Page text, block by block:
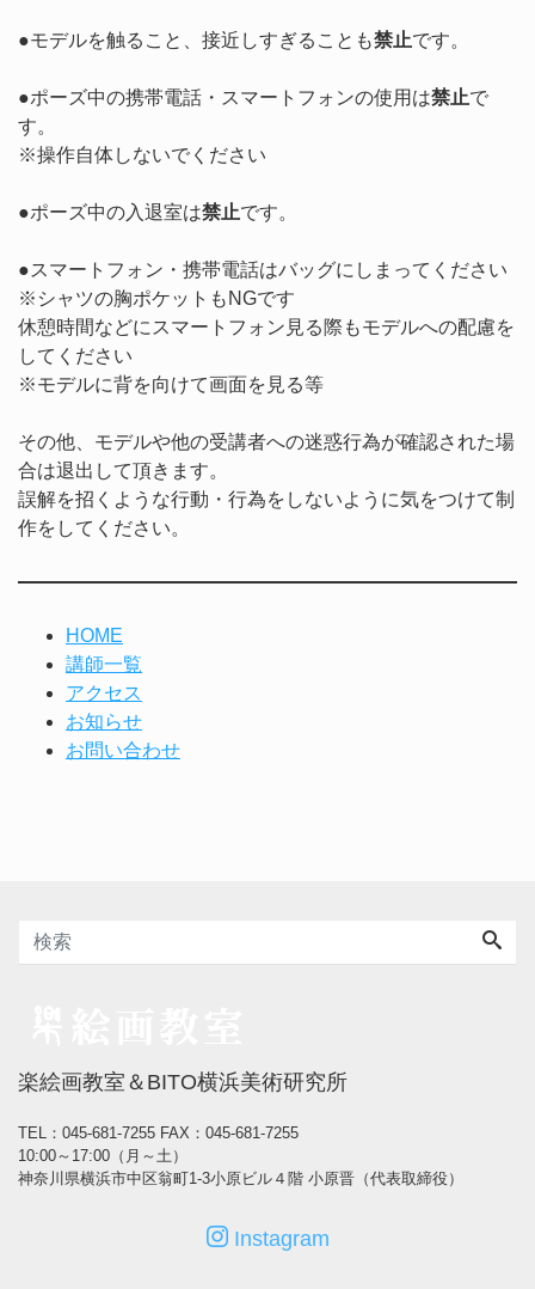
●モデルを触ること、接近しすぎることも禁止です。
●ポーズ中の携帯電話・スマートフォンの使用は禁止で
す。
※操作自体しないでください
●ポーズ中の入退室は禁止です。
●スマートフォン・携帯電話はバッグにしまってください
※シャツの胸ポケットもNGです
休憩時間などにスマートフォン見る際もモデルへの配慮を
してください
※モデルに背を向けて画面を見る等
その他、モデルや他の受講者への迷惑行為が確認された場
合は退出して頂きます。
誤解を招くような行動・行為をしないように気をつけて制
作をしてください。
HOME
講師一覧
アクセス
お知らせ
お問い合わせ
楽絵画教室＆BITO横浜美術研究所
TEL：045-681-7255 FAX：045-681-7255
10:00～17:00（月～土）
神奈川県横浜市中区翁町1-3小原ビル４階 小原晋（代表取締役）
Instagram